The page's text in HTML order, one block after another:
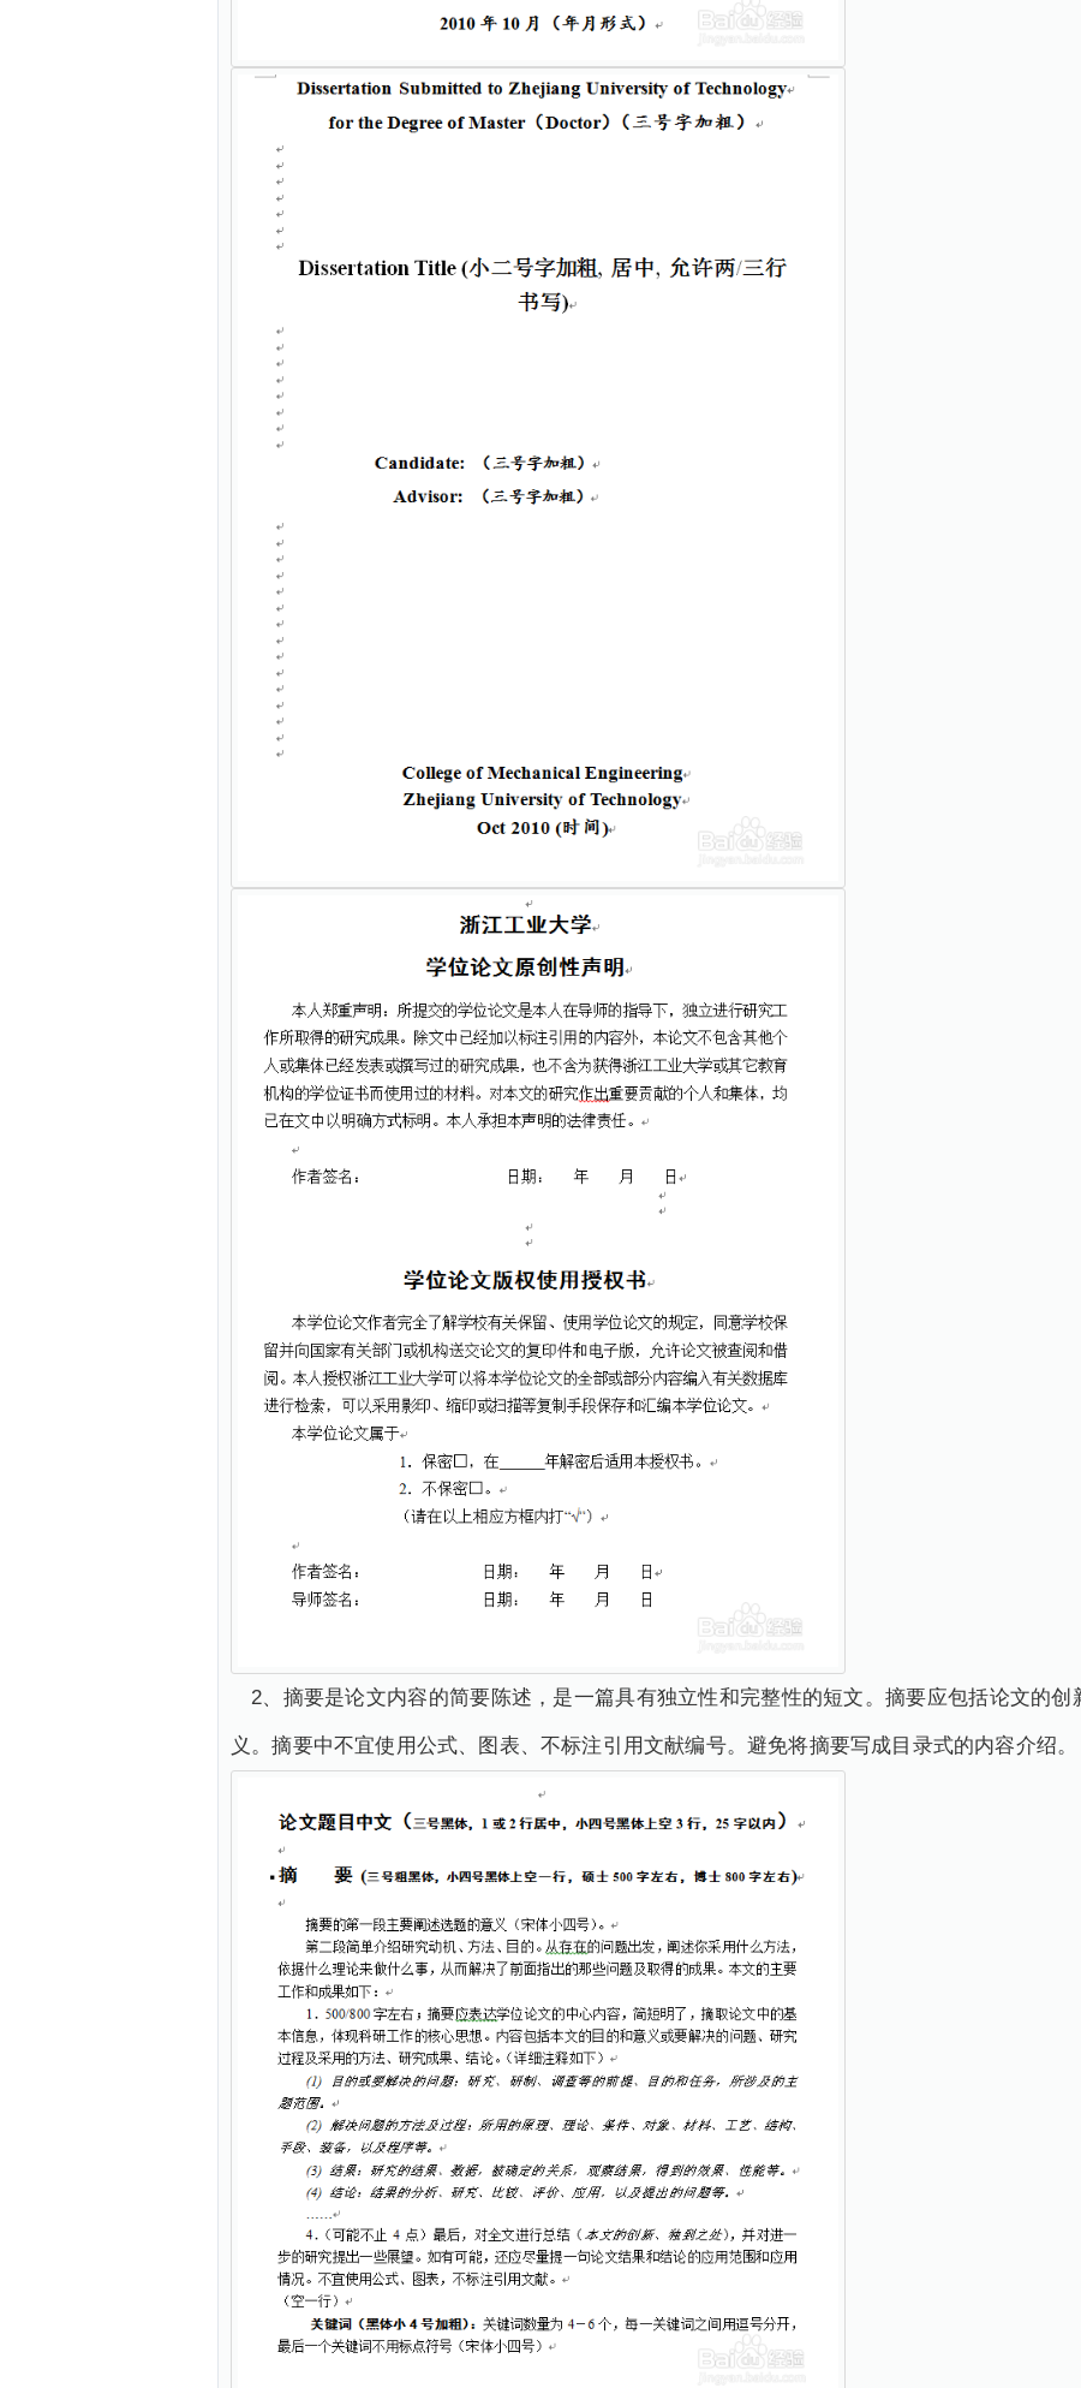
2、摘要是论文内容的简要陈述，是一篇具有独立性和完整性的短文。摘要应包括论文的
义。摘要中不宜使用公式、图表、不标注引用文献编号。避免将摘要写成目录式的内容介绍。